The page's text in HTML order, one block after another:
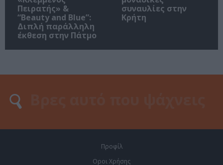
Πειρατής» &
“Beauty and Blue”:
Διπλή παράλληλη
έκθεση στην Πάτμο
συναυλίες στην
Κρήτη
Προφίλ
Οροι Χρήσης